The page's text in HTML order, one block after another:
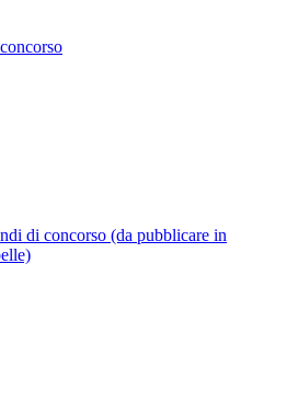
di concorso (da pubblicare in